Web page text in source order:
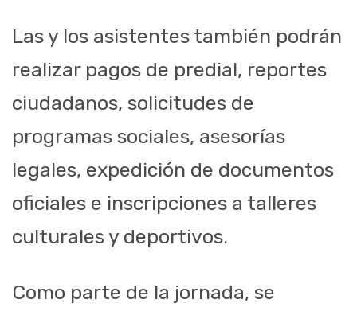
Las y los asistentes también podrán
realizar pagos de predial, reportes
ciudadanos, solicitudes de
programas sociales, asesorías
legales, expedición de documentos
oficiales e inscripciones a talleres
culturales y deportivos.
Como parte de la jornada, se